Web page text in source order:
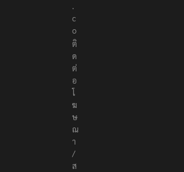
.
c
o
ติ
ด
ต่
อ
โ
ฆ
ษ
ณ
า
/
ส